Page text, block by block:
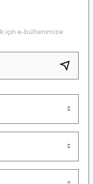
için e-bültenimize